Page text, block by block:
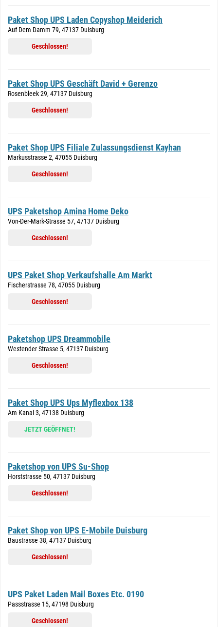
Paket Shop UPS Laden Copyshop Meiderich
Auf Dem Damm 79, 47137 Duisburg
Geschlossen!
Paket Shop UPS Geschäft David + Gerenzo
Rosenbleek 29, 47137 Duisburg
Geschlossen!
Paket Shop UPS Filiale Zulassungsdienst Kayhan
Markusstrasse 2, 47055 Duisburg
Geschlossen!
UPS Paketshop Amina Home Deko
Von-Der-Mark-Strasse 57, 47137 Duisburg
Geschlossen!
UPS Paket Shop Verkaufshalle Am Markt
Fischerstrasse 78, 47055 Duisburg
Geschlossen!
Paketshop UPS Dreammobile
Westender Strasse 5, 47137 Duisburg
Geschlossen!
Paket Shop UPS Ups Myflexbox 138
Am Kanal 3, 47138 Duisburg
JETZT GEÖFFNET!
Paketshop von UPS Su-Shop
Horststrasse 50, 47137 Duisburg
Geschlossen!
Paket Shop von UPS E-Mobile Duisburg
Baustrasse 38, 47137 Duisburg
Geschlossen!
UPS Paket Laden Mail Boxes Etc. 0190
Passstrasse 15, 47198 Duisburg
Geschlossen!